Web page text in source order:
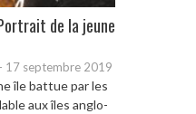
de la jeune
- 17 septembre 2019
île battue par les
aux îles anglo-